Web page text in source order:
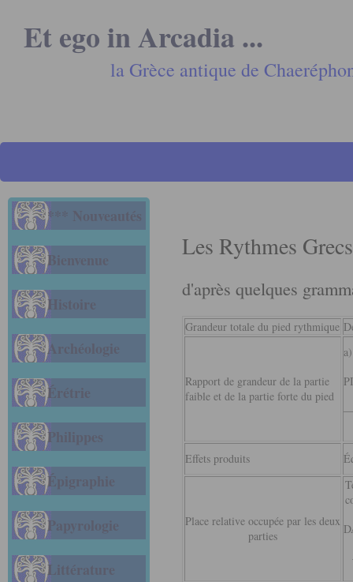
Et ego in Arcadia ...
la Grèce antique de
*** Nouveautés
Bienvenue
Histoire
Archéologie
Érétrie
Philippes
Épigraphie
Papyrologie
Littérature
Les Rythmes Grecs
d'après quelques
Grandeur totale du pied rythmique
Rapport de grandeur de la partie
faible et de la partie forte du pied
Effets produits
Place relative occupée par les deux
parties